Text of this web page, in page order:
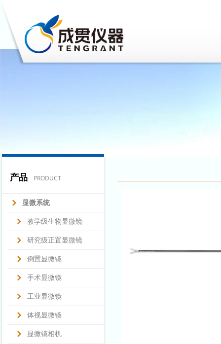
产品 PRODUCT
显微系统
教学级生物显微镜
研究级正置显微镜
倒置显微镜
手术显微镜
工业显微镜
体视显微镜
显微镜相机